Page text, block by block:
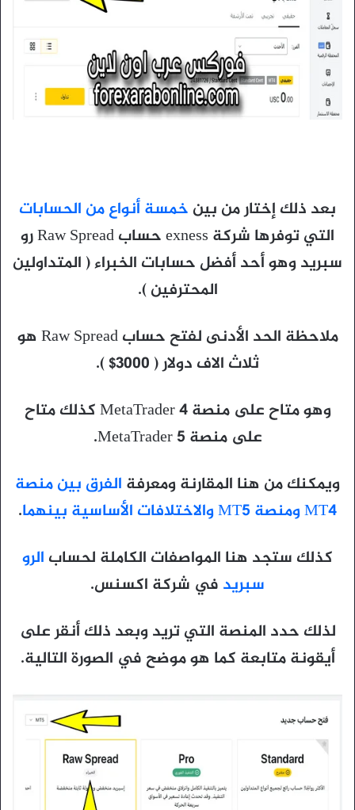
بعد ذلك إختار من بين خمسة أنواع من الحسابات
التي توفرها شركة exness حساب Raw Spread رو
سبريد وهو أحد أفضل حسابات الخبراء ( المتداولين
المحترفين ).
ملاحظة الحد الأدنى لفتح حساب Raw Spread هو
ثلاث الاف دولار ( 3000$ ).
وهو متاح على منصة MetaTrader 4 كذلك متاح
على منصة MetaTrader 5.
ويمكنك من هنا المقارنة ومعرفة الفرق بين منصة
MT4 ومنصة MT5 والاختلافات الأساسية بينهما
.
كذلك ستجد هنا المواصفات الكاملة لحساب الرو
سبريد في شركة اكسنس.
لذلك حدد المنصة التي تريد وبعد ذلك أنقر على
أيقونة متابعة كما هو موضح في الصورة التالية.